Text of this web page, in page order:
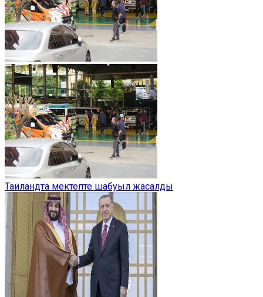
Таиландта мектепте шабуыл жасалды